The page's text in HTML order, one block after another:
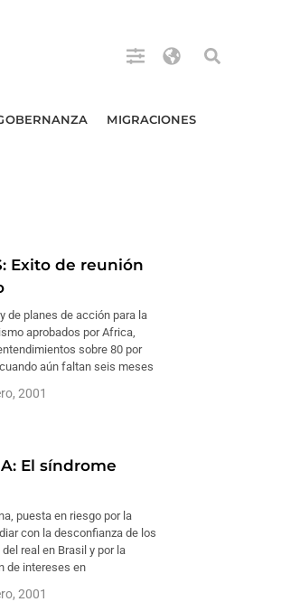
MIGRACIONES
Exito de reunión
de planes de acción para la
aprobados por Africa,
sobre 80 por
aún faltan seis meses
2001
El síndrome
puesta en riesgo por la
con la desconfianza de los
real en Brasil y por la
de intereses en
2001